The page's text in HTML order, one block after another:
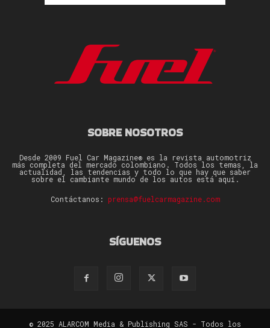
SOBRE NOSOTROS
Desde 2009 Fuel Car Magazine® es la revista automotriz
más completa del mercado colombiano. Todos los temas, la
actualidad, las tendencias y todo lo que hay que saber
sobre el cambiante mundo de los autos está aquí.
Contáctanos: prensa@fuelcarmagazine.com
SÍGUENOS
© 2025 ALARCOM Media & Publishing SAS - Todos los